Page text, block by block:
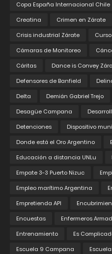
Copa España Internacional Chile
Creatina
Crimen en Zárate
Crisis industrial Zárate
Cámaras de Monitoreo
Cáritas
Dance is Convey
Defensores de Banfield
Delta
Demián Gabriel Trejo
Desagüe Campana
Detenciones
Dispositivo
Donde está el Oro Argentino
Educación a distancia UNLu
Empate 3-3 Puerto Nizuc
Empleo marítimo Argentina
Empretienda API
Encuestas
Enfermeros
Entrenamiento
Es
Escuela 9 Campana